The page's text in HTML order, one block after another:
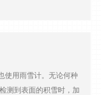
使用雨雪计。无论何种
测到表面的积雪时，加